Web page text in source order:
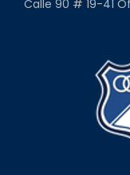
Calle 90 # 19-41